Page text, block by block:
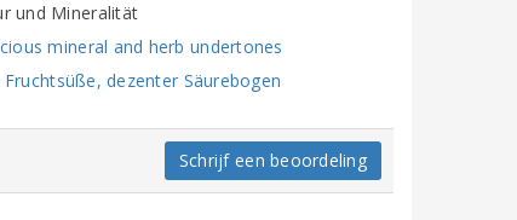
und Mineralität
mineral and herb undertones
dezenter Säurebogen
Schrijf een beoordeling